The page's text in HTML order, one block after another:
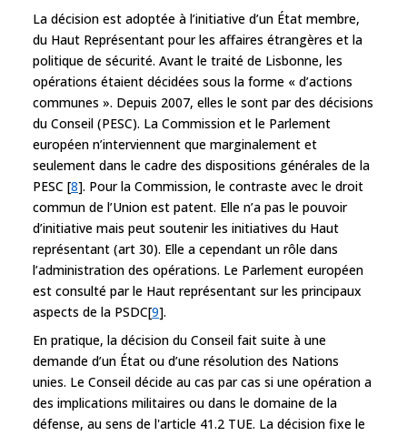
La décision est adoptée à l’initiative d’un État membre,
du Haut Représentant pour les affaires étrangères et la
politique de sécurité. Avant le traité de Lisbonne, les
opérations étaient décidées sous la forme « d’actions
communes ». Depuis 2007, elles le sont par des décisions
du Conseil (PESC). La Commission et le Parlement
européen n’interviennent que marginalement et
seulement dans le cadre des dispositions générales de la
PESC [8]. Pour la Commission, le contraste avec le droit
commun de l’Union est patent. Elle n’a pas le pouvoir
d’initiative mais peut soutenir les initiatives du Haut
représentant (art 30). Elle a cependant un rôle dans
l’administration des opérations. Le Parlement européen
est consulté par le Haut représentant sur les principaux
aspects de la PSDC[9].
En pratique, la décision du Conseil fait suite à une
demande d’un État ou d’une résolution des Nations
unies. Le Conseil décide au cas par cas si une opération a
des implications militaires ou dans le domaine de la
défense, au sens de l'article 41.2 TUE. La décision fixe le